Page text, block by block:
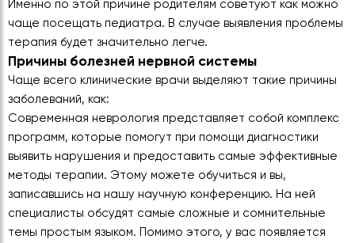
Именно по этой причине родителям советуют как можно
чаще посещать педиатра. В случае выявления проблемы
терапия будет значительно легче.
Причины болезней нервной системы
Чаще всего клинические врачи выделяют такие причины
заболеваний, как:
Современная неврология представляет собой комплекс
программ, которые помогут при помощи диагностики
выявить нарушения и предоставить самые эффективные
методы терапии. Этому можете обучиться и вы,
записавшись на нашу научную конференцию. На ней
специалисты обсудят самые сложные и сомнительные
темы простым языком. Помимо этого, у вас появляется